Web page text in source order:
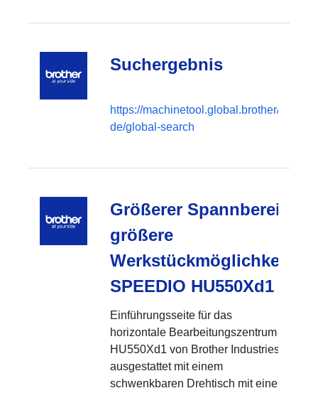
Suchergebnis
https://machinetool.global.brother/de-
de/global-search
Größerer Spannbereich,
größere
Werkstückmöglichkeiten
SPEEDIO HU550Xd1
Einführungsseite für das
horizontale Bearbeitungszentrum
HU550Xd1 von Brother Industries,
ausgestattet mit einem
schwenkbaren Drehtisch mit einem